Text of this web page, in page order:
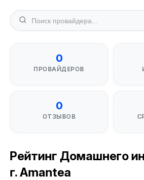
0
ПРОВАЙДЕРОВ
0
ОТЗЫВОВ
Рейтинг Домашнего
г. Amantea